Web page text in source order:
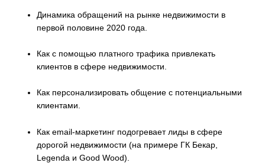
Динамика обращений на рынке недвижимости в
первой половине 2020 года.
Как с помощью платного трафика привлекать
клиентов в сфере недвижимости.
Как персонализировать общение с потенциальными
клиентами.
Как email-маркетинг подогревает лиды в сфере
дорогой недвижимости (на примере ГК Бекар,
Legenda и Good Wood).